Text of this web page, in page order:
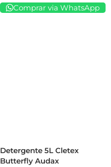
Comprar via WhatsApp
Detergente 5L Cletex
Butterfly Audax